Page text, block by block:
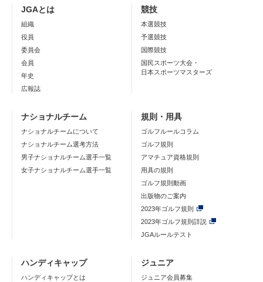
JGAとは
組織
役員
委員会
会員
年史
広報誌
競技
本選競技
予選競技
国際競技
国民スポーツ大会・
日本スポーツマスターズ
ナショナルチーム
ナショナルチームについて
ナショナルチーム選考方法
男子ナショナルチーム選手一覧
女子ナショナルチーム選手一覧
規則・用具
ゴルフルールコラム
ゴルフ規則
アマチュア資格規則
用具の規則
ゴルフ規則動画
出版物のご案内
2023年ゴルフ規則
2023年ゴルフ規則詳説
JGAルールテスト
ハンディキャップ
ハンディキャップとは
ジュニア
ジュニア会員募集